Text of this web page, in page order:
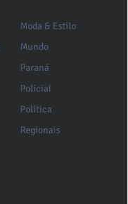
Moda & Estilo
Mundo
Paraná
Policial
Política
Regionais